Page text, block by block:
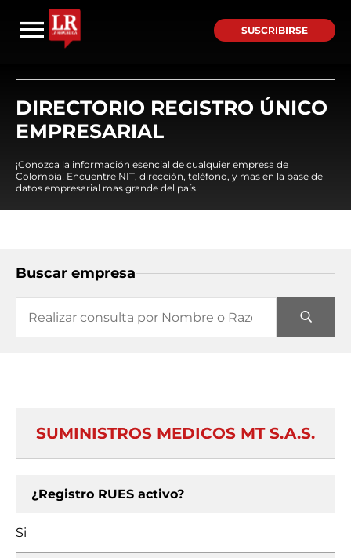
SUSCRIBIRSE
DIRECTORIO REGISTRO ÚNICO
EMPRESARIAL
¡Conozca la información esencial de cualquier empresa de
Colombia! Encuentre NIT, dirección, teléfono, y mas en la base de
datos empresarial mas grande del país.
Buscar empresa
SUMINISTROS MEDICOS MT S.A.S.
¿Registro RUES activo?
Si